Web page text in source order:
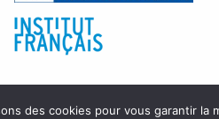
des cookies pour vous garantir